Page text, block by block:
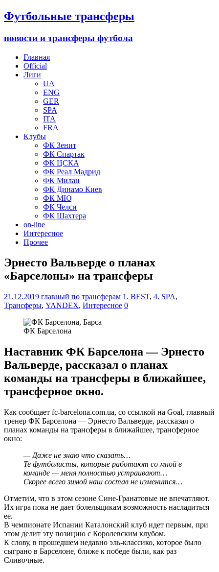
Футбольные трансферы
новости и трансферы футбола
Главная
Official
Лиги
UA
ENG
GER
SPA
ITA
FRA
Клубы
ФК Зенит
ФК Спартак
ФК ЦСКА
ФК Реал Мадрид
ФК Милан
ФК Динамо Киев
ФК МЮ
ФК Челси
ФК Шахтера
on-line
Интересное
Прочее
Эрнесто Вальверде о планах
«Барселоны» на трансферы
21.12.2019 главный по трансферам 1. BEST, 4. SPA,
Tрансферы, YANDEX, Интересное 0
ФК Барселона
Наставник ФК Барселона — Эрнесто
Вальверде, рассказал о планах
команды на трансферы в ближайшее,
трансферное окно.
Как сообщает fc-barcelona.com.ua, со ссылкой на Goal, главный
тренер ФК Барселона — Эрнесто Вальверде, рассказал о
планах команды на трансферы в ближайшее, трансферное
окно:
— Даже не знаю что сказать…
Те футболисты, которые работают со мной в
команде — меня полностью устраивают…
Скорее всего зимой наш состав не изменится…
Отметим, что в этом сезоне Сине-Гранатовые не впечатляют.
Их игра пока не дает болельщикам возможность насладиться
ее.
В чемпионате Испании Каталонский клуб идет первым, при
этом делит эту позицию с Королевским клубом.
К слову, в прошедшем недавно эль-классико, которое было
сыграно в Барселоне, ближе к победе были, как раз
Сливочные.